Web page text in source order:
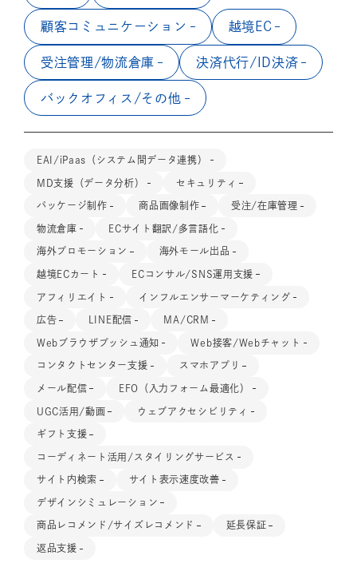
顧客コミュニケーション 越境EC
受注管理/物流倉庫 決済代行/ID決済
バックオフィス/その他
EAI/iPaas（システム間データ連携）
MD支援（データ分析） セキュリティ
パッケージ制作 商品画像制作 受注/在庫管理
物流倉庫 ECサイト翻訳/多言語化
海外プロモーション 海外モール出品
越境ECカート ECコンサル/SNS運用支援
アフィリエイト インフルエンサーマーケティング
広告 LINE配信 MA/CRM
Webブラウザプッシュ通知 Web接客/Webチャット
コンタクトセンター支援 スマホアプリ
メール配信 EFO（入力フォーム最適化）
UGC活用/動画 ウェブアクセシビリティ
ギフト支援
コーディネート活用/スタイリングサービス
サイト内検索 サイト表示速度改善
デザインシミュレーション
商品レコメンド/サイズレコメンド 延長保証
返品支援